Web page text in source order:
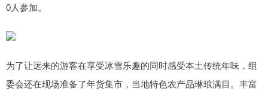
0人参加。
为了让远来的游客在享受冰雪乐趣的同时感受本土传统年味，组
委会还在现场准备了年货集市，当地特色农产品琳琅满目。丰富